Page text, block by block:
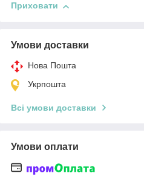
Приховати
Умови доставки
Нова Пошта
Укрпошта
Всі умови доставки
Умови оплати